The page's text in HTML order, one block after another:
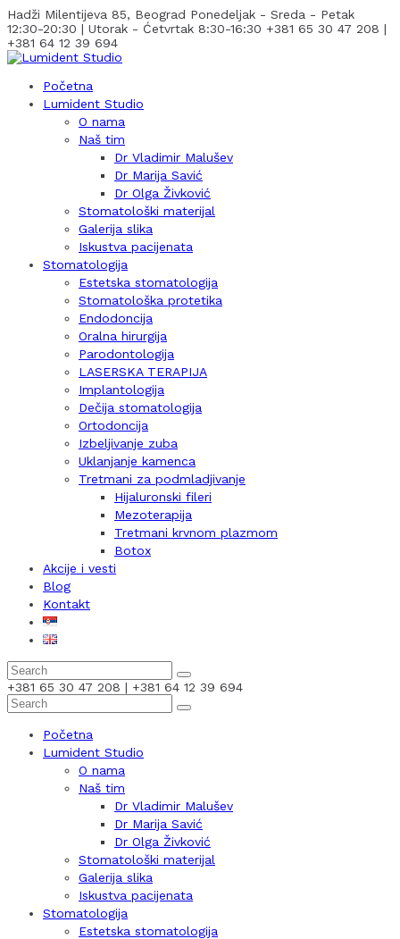
Hadži Milentijeva 85, Beograd Ponedeljak - Sreda - Petak
12:30-20:30 | Utorak - Ćetvrtak 8:30-16:30 +381 65 30 47 208 |
+381 64 12 39 694
Početna
Lumident Studio
O nama
Naš tim
Dr Vladimir Malušev
Dr Marija Savić
Dr Olga Živković
Stomatološki materijal
Galerija slika
Iskustva pacijenata
Stomatologija
Estetska stomatologija
Stomatološka protetika
Endodoncija
Oralna hirurgija
Parodontologija
LASERSKA TERAPIJA
Implantologija
Dečija stomatologija
Ortodoncija
Izbeljivanje zuba
Uklanjanje kamenca
Tretmani za podmladjivanje
Hijaluronski fileri
Mezoterapija
Tretmani krvnom plazmom
Botox
Akcije i vesti
Blog
Kontakt
+381 65 30 47 208 | +381 64 12 39 694
Početna
Lumident Studio
O nama
Naš tim
Dr Vladimir Malušev
Dr Marija Savić
Dr Olga Živković
Stomatološki materijal
Galerija slika
Iskustva pacijenata
Stomatologija
Estetska stomatologija